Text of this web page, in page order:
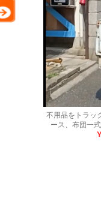
不用品をトラッ
ース、布団一